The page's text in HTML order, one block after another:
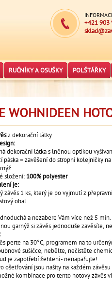
+421 903
RUČNÍKY A OSUŠKY POLŠTÁŘKY
WOHNIDEEN
z dekorační látky
dekorační látka s lněnou optikou
páska = zavěšení do stropní kolejničky
složení: 100% polyester
je:
závěs 1 ks, který je po vyjmutí z
obal
a nezabere Vám více než 5 min.
garnýž si závěs jednoduše zavěsíte,
perte na 30°C, programem na to
sušičce, nebělte, nečistěte
je zapotřebí žehlení - nenapařujte!
ošetřování jsou našity na každém závěsu
kombinace pro tento hotový závěs